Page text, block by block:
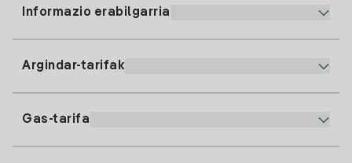
91 919 52 73
clientes@tuiberdrola.es
Informazio erabilgarria
Argindar-tarifak
Gas-tarifa